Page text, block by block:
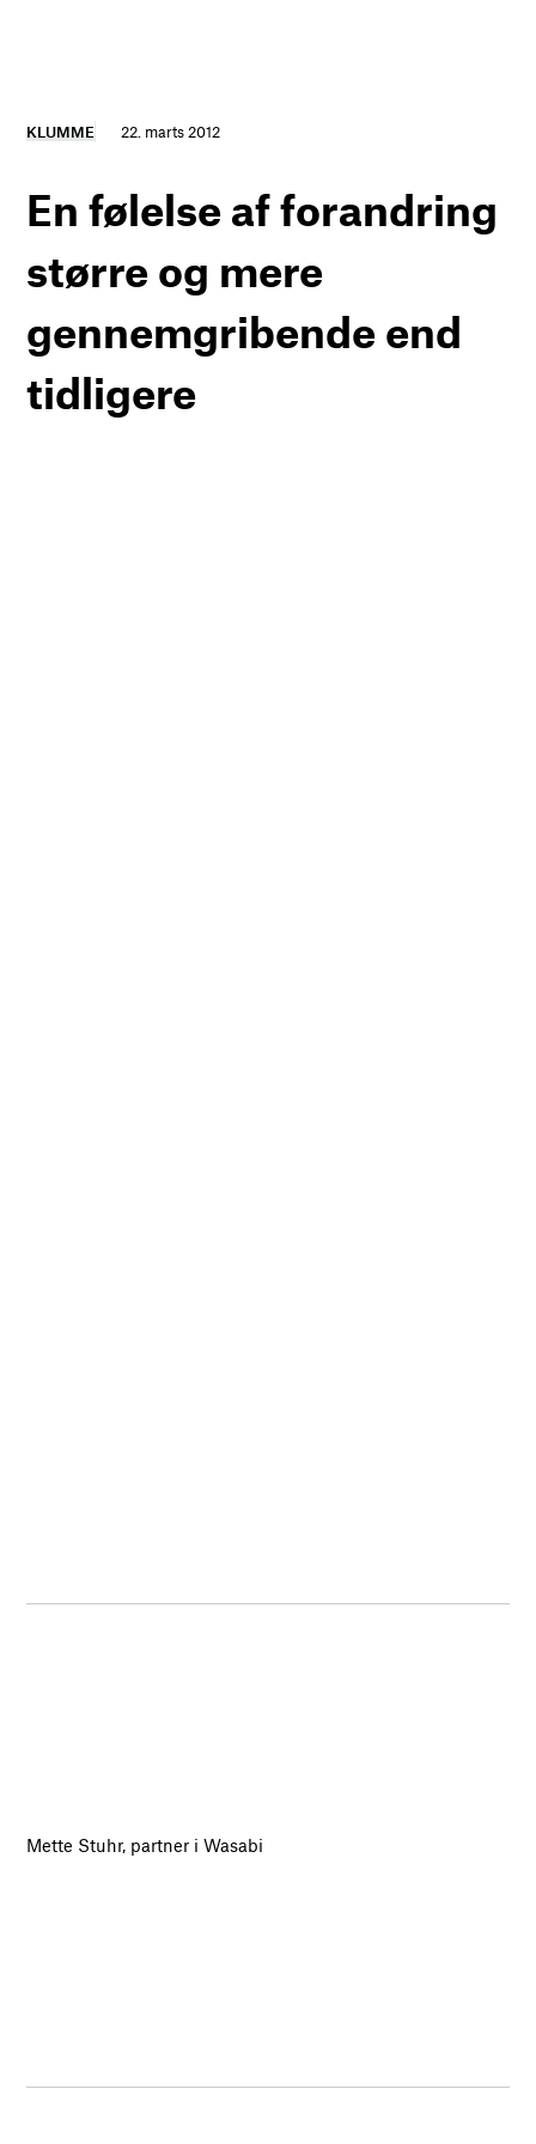
KLUMME 22. marts 2012
En følelse af forandring
større og mere
gennemgribende end
tidligere
Mette Stuhr, partner i Wasabi